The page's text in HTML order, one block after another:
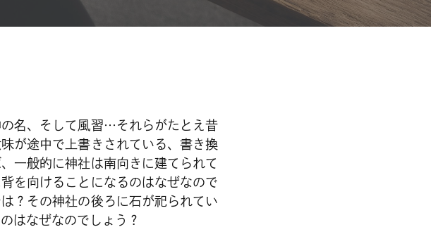
名、そして風習…それらがたとえ昔
が途中で上書きされている、書き換
一般的に神社は南向きに建てられて
を向けることになるのはなぜなので
？その神社の後ろに石が祀られてい
はなぜなのでしょう？